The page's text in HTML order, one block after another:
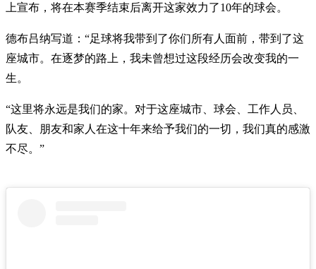
上宣布，将在本赛季结束后离开这家效力了10年的球会。
德布吕纳写道：“足球将我带到了你们所有人面前，带到了这
座城市。在逐梦的路上，我未曾想过这段经历会改变我的一
生。
“这里将永远是我们的家。对于这座城市、球会、工作人员、
队友、朋友和家人在这十年来给予我们的一切，我们真的感激
不尽。”